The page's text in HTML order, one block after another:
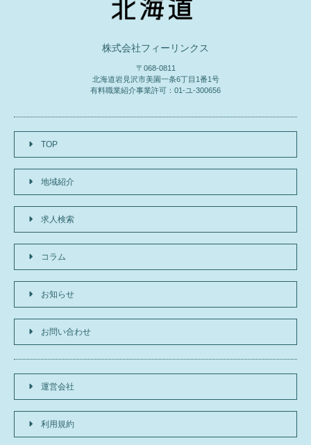
株式会社フィーリンクス
〒068-0811
北海道岩見沢市美園一条6丁目1番1号
有料職業紹介事業許可：01-ユ-300656
TOP
地域紹介
求人検索
コラム
お知らせ
お問い合わせ
運営会社
利用規約